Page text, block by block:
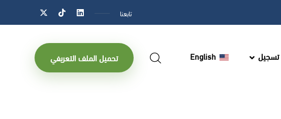
تابعنا
تسجيل English تحميل الملف التعريفي